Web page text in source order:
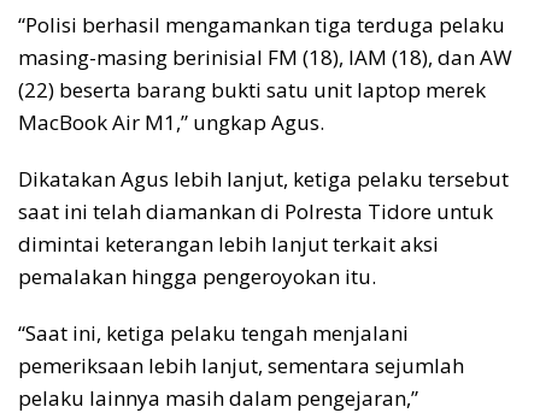
“Polisi berhasil mengamankan tiga terduga pelaku
masing-masing berinisial FM (18), IAM (18), dan AW
(22) beserta barang bukti satu unit laptop merek
MacBook Air M1,” ungkap Agus.
Dikatakan Agus lebih lanjut, ketiga pelaku tersebut
saat ini telah diamankan di Polresta Tidore untuk
dimintai keterangan lebih lanjut terkait aksi
pemalakan hingga pengeroyokan itu.
“Saat ini, ketiga pelaku tengah menjalani
pemeriksaan lebih lanjut, sementara sejumlah
pelaku lainnya masih dalam pengejaran,”